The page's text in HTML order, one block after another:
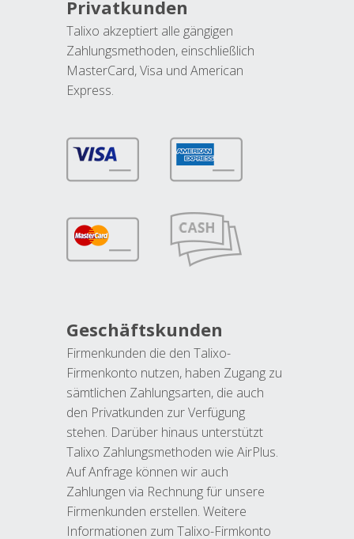
Privatkunden
Talixo akzeptiert alle gängigen
Zahlungsmethoden, einschließlich
MasterCard, Visa und American
Express.
Geschäftskunden
Firmenkunden die den Talixo-
Firmenkonto nutzen, haben Zugang zu
sämtlichen Zahlungsarten, die auch
den Privatkunden zur Verfügung
stehen. Darüber hinaus unterstützt
Talixo Zahlungsmethoden wie AirPlus.
Auf Anfrage können wir auch
Zahlungen via Rechnung für unsere
Firmenkunden erstellen. Weitere
Informationen zum Talixo-Firmkonto